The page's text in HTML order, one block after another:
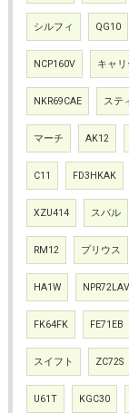
シルフィ QG10
NCP160V キャリ
NKR69CAE ステ
マーチ AK12
C11 FD3HKAK
XZU414 スバル
RM12 プリウス
HA1W NPR72LAV
FK64FK FE71EB
スイフト ZC72S
U61T KGC30